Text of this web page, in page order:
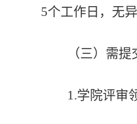
5个工作日，无
（三）需提
1.学院评审